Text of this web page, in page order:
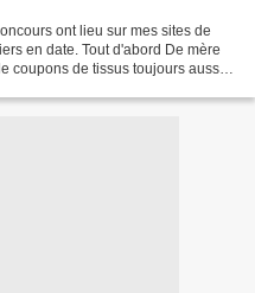
ont lieu sur mes sites de
en date. Tout d'abord De mère
coupons de tissus toujours aussi